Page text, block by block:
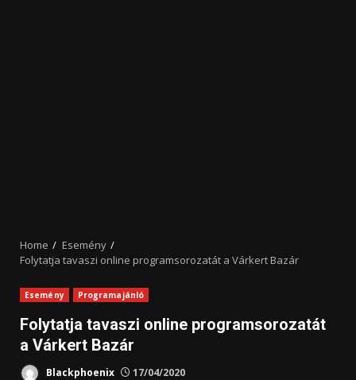
Home
Esemény
Folytatja tavaszi online programsorozatát a Várkert Bazár
Esemény Programajánló
Folytatja tavaszi online programsorozatát
a Várkert Bazár
Blackphoenix 17/04/2020